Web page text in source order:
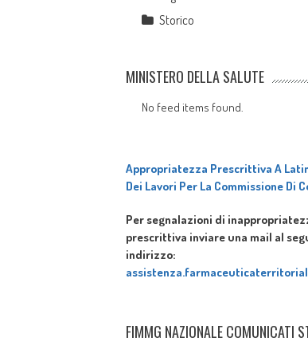
Storico
MINISTERO DELLA SALUTE
No feed items found.
Appropriatezza Prescrittiva A
Dei Lavori Per La Commissione Di
Per segnalazioni di
prescrittiva inviare una mail al
indirizzo:
FIMMG NAZIONALE COMUNICATI